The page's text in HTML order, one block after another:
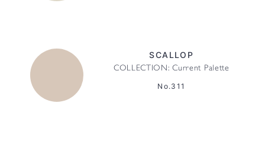
SCALLOP
COLLECTION: Current Palette
No.311